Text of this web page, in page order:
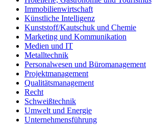
Immobilienwirtschaft
Künstliche Intelligenz
Kunststoff/Kautschuk und Chemie
Marketing und Kommunikation
Medien und IT
Metalltechnik
Personalwesen und Büromanagement
Projektmanagement
Qualitätsmanagement
Recht
Schweißtechnik
Umwelt und Energie
Unternehmensführung